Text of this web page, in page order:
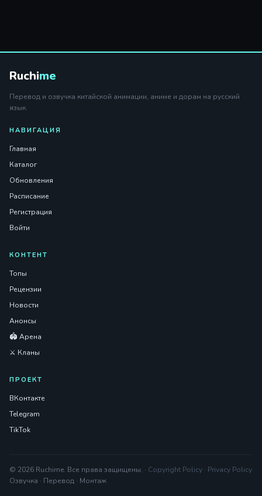
Ruchime
Перевод и озвучка китайской анимации, аниме и дорам на русский
язык.
НАВИГАЦИЯ
Главная
Каталог
Обновления
Расписание
Регистрация
Войти
КОНТЕНТ
Топы
Рецензии
Новости
Анонсы
🏟️ Арена
⚔️ Кланы
ПРОЕКТ
ВКонтакте
Telegram
TikTok
© 2026 Ruchime. Все права защищены. · Copyright Policy · Privacy Policy
Озвучка · Перевод · Монтаж